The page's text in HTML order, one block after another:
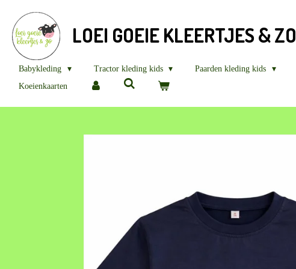
direct
naar
de
hoofdinhoud
LOEI GOEIE KLEERTJES & ZO
Babykleding Tractor kleding kids Paarden kleding kids
Koeienkaarten